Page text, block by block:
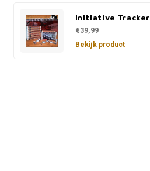
Initiative Tracker
€39,99
Bekijk product